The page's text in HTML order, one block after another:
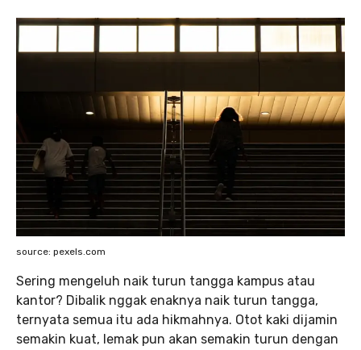
source: pexels.com
Sering mengeluh naik turun tangga kampus atau
kantor? Dibalik nggak enaknya naik turun tangga,
ternyata semua itu ada hikmahnya. Otot kaki dijamin
semakin kuat, lemak pun akan semakin turun dengan